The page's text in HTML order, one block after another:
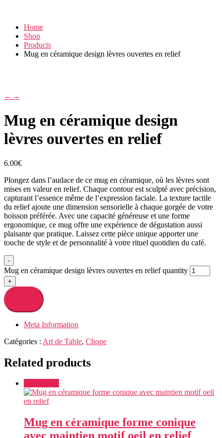
Home
Shop
Products
Mug en céramique design lèvres ouvertes en relief
← →
Mug en céramique design
lèvres ouvertes en relief
6.00€
Plongez dans l’audace de ce mug en céramique, où les lèvres sont
mises en valeur en relief. Chaque contour est sculpté avec précision,
capturant l’essence même de l’expression faciale. La texture tactile
du relief ajoute une dimension sensorielle à chaque gorgée de votre
boisson préférée. Avec une capacité généreuse et une forme
ergonomique, ce mug offre une expérience de dégustation aussi
plaisante que pratique. Laissez cette pièce unique apporter une
touche de style et de personnalité à votre rituel quotidien du café.
-
Mug en céramique design lèvres ouvertes en relief quantity
+
Meta Information
Catégories : Art de Table, Chope
Related products
Mug en céramique forme conique